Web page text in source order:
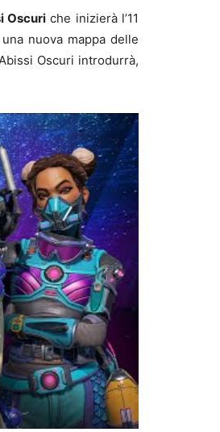
Oscuri che inizierà l’11
nuova mappa delle
Oscuri introdurrà,